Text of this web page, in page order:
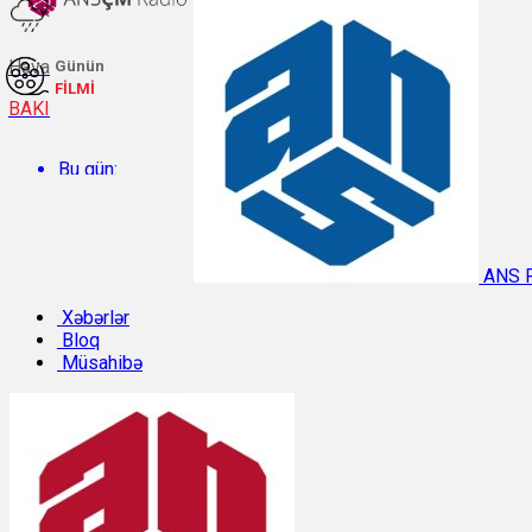
Hava
BAKI
Bu gün:
Temperatur: 27.5°C. Rütubət: 59%.
Sabah:
Günün
FİLMİ
ANS
Xəbərlər
Bloq
Müsahibə